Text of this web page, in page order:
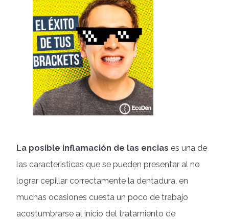
La posible inflamación de las encias es una de
las caracteristicas que se pueden presentar al no
lograr cepillar correctamente la dentadura, en
muchas ocasiones cuesta un poco de trabajo
acostumbrarse al inicio del tratamiento de